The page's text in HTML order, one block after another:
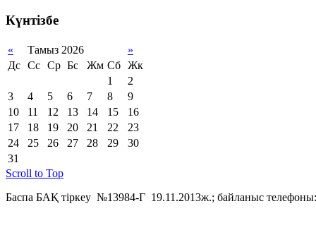
Күнтізбе
« Тамыз 2026
»
Дс Сс Ср Бс Жм Сб Жк
1
2
3
4 5 6 7 8
9
10
11 12 13 14 15
16
17
18 19 20 21 22
23
24
25 26 27 28 29
30
31
Scroll to Top
Баспа БАҚ тіркеу №13984-Г 19.11.2013ж.; байланыс